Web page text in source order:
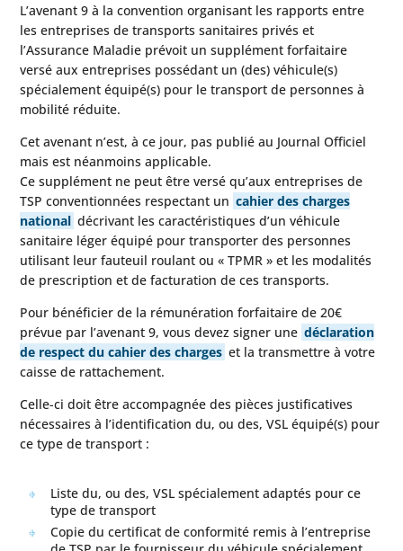
L’avenant 9 à la convention organisant les rapports entre
les entreprises de transports sanitaires privés et
l’Assurance Maladie prévoit un supplément forfaitaire
versé aux entreprises possédant un (des) véhicule(s)
spécialement équipé(s) pour le transport de personnes à
mobilité réduite.
Cet avenant n’est, à ce jour, pas publié au Journal Officiel
mais est néanmoins applicable.
Ce supplément ne peut être versé qu’aux entreprises de
TSP conventionnées respectant un cahier des charges
national décrivant les caractéristiques d’un véhicule
sanitaire léger équipé pour transporter des personnes
utilisant leur fauteuil roulant ou « TPMR » et les modalités
de prescription et de facturation de ces transports.
Pour bénéficier de la rémunération forfaitaire de 20€
prévue par l’avenant 9, vous devez signer une déclaration
de respect du cahier des charges et la transmettre à votre
caisse de rattachement.
Celle-ci doit être accompagnée des pièces justificatives
nécessaires à l’identification du, ou des, VSL équipé(s) pour
ce type de transport :
Liste du, ou des, VSL spécialement adaptés pour ce
type de transport
Copie du certificat de conformité remis à l’entreprise